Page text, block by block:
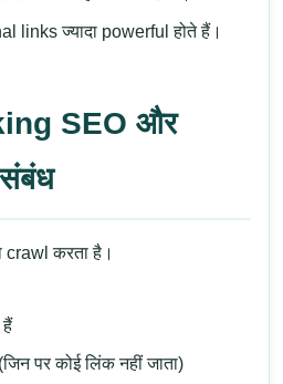
links ज्यादा powerful होते हैं।
SEO और
करता है।
पर कोई लिंक नहीं जाता)